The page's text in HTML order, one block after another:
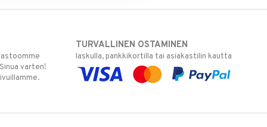
varten!
TURVALLINEN OSTAMINEN
laskulla, pankkikortilla tai asiakastilin kautta